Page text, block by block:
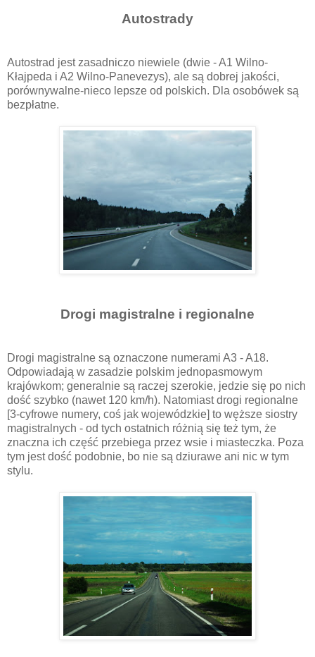
Autostrady
Autostrad jest zasadniczo niewiele (dwie - A1 Wilno-
Kłajpeda i A2 Wilno-Panevezys), ale są dobrej jakości,
porównywalne-nieco lepsze od polskich. Dla osobówek są
bezpłatne.
Drogi magistralne i regionalne
Drogi magistralne są oznaczone numerami A3 - A18.
Odpowiadają w zasadzie polskim jednopasmowym
krajówkom; generalnie są raczej szerokie, jedzie się po nich
dość szybko (nawet 120 km/h). Natomiast drogi regionalne
[3-cyfrowe numery, coś jak wojewódzkie] to węższe siostry
magistralnych - od tych ostatnich różnią się też tym, że
znaczna ich część przebiega przez wsie i miasteczka. Poza
tym jest dość podobnie, bo nie są dziurawe ani nic w tym
stylu.